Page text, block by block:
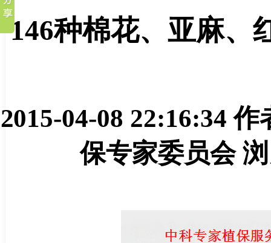
146种棉花、亚麻、
2015-04-08 22:16:34 作
保专家委员会